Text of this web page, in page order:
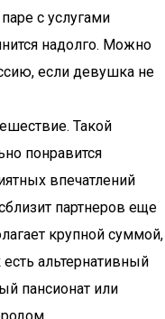
с услугами
надолго. Можно
если девушка не
Такой
понравится
впечатлений
партнеров еще
крупной суммой,
есть альтернативный
пансионат или